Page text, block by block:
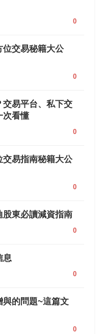
0
位交易秘籍大公
0
易平台、私下交
次看懂
0
易指南秘籍大公
0
東必讀減資指南
0
息
0
與的問題~這篇文
0